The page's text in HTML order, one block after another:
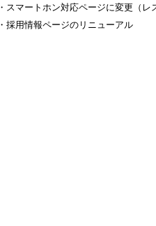
・スマートホン対応ページに変更（レ
・採用情報ページのリニューアル